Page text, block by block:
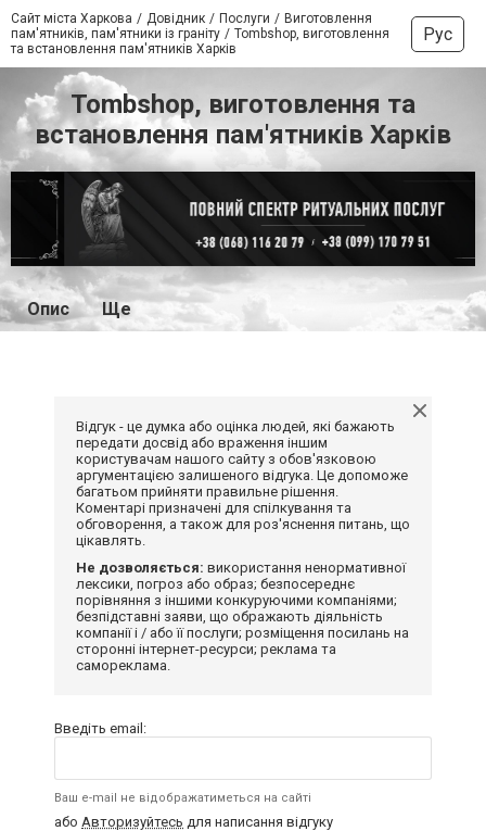
Сайт міста Харкова Довідник Послуги
Виготовлення
пам'ятників, пам'ятники із граніту
Tombshop, виготовлення
та встановлення пам'ятників Харків
Рус
Tombshop, виготовлення та
встановлення пам'ятників Харків
Опис Ще
Відгук - це думка або оцінка людей, які бажають
передати досвід або враження іншим
користувачам нашого сайту з обов'язковою
аргументацією залишеного відгука. Це допоможе
багатьом прийняти правильне рішення.
Коментарі призначені для спілкування та
обговорення, а також для роз'яснення питань, що
цікавлять.
Не дозволяється: використання ненормативної
лексики, погроз або образ; безпосереднє
порівняння з іншими конкуруючими компаніями;
безпідставні заяви, що ображають діяльність
компанії і / або її послуги; розміщення посилань на
сторонні інтернет-ресурси; реклама та
самореклама.
Введіть email:
Ваш e-mail не відображатиметься на сайті
або Авторизуйтесь для написання відгуку